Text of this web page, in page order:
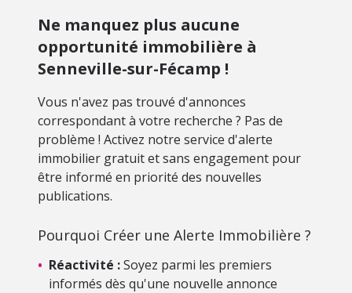
Ne manquez plus aucune
opportunité immobilière à
Senneville-sur-Fécamp !
Vous n'avez pas trouvé d'annonces
correspondant à votre recherche ? Pas de
problème ! Activez notre service d'alerte
immobilier gratuit et sans engagement pour
être informé en priorité des nouvelles
publications.
Pourquoi Créer une Alerte Immobilière ?
• Réactivité :Soyez parmi les premiers
informés dès qu'une nouvelle annonce